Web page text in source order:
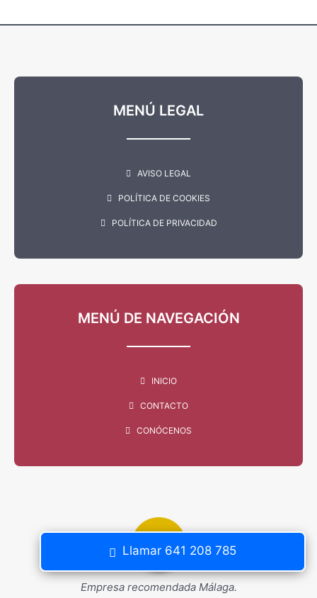
Llamar 641 208 785
MENÚ DE NAVEGACIÓN
INICIO
CONTACTO
CONÓCENOS
MENÚ LEGAL
AVISO LEGAL
POLÍTICA DE COOKIES
POLÍTICA DE PRIVACIDAD
Empresa recomendada Málaga.